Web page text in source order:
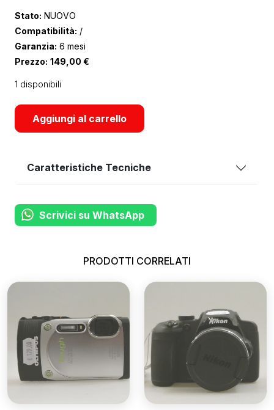
Stato: NUOVO
Compatibilità: /
Garanzia: 6 mesi
Prezzo: 149,00 €
1 disponibili
Aggiungi al carrello
Caratteristiche Tecniche
Scrivici su WhatsApp
PRODOTTI CORRELATI